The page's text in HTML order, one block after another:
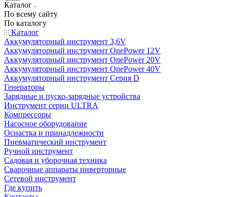
Каталог
По всему сайту
По каталогу
Каталог
Аккумуляторный инструмент 3,6V
Аккумуляторный инструмент OnePower 12V
Аккумуляторный инструмент OnePower 20V
Аккумуляторный инструмент OnePower 40V
Аккумуляторный инструмент Серия D
Генераторы
Зарядные и пуско-зарядные устройства
Инструмент серии ULTRA
Компрессоры
Насосное оборудование
Оснастка и принадлежности
Пневматический инструмент
Ручной инструмент
Садовая и уборочная техника
Сварочные аппараты инверторные
Сетевой инструмент
Где купить